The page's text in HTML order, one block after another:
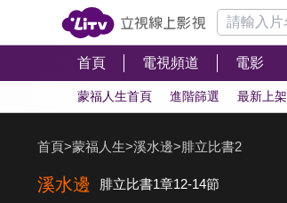
首頁 電視頻道 電影
蒙福人生首頁 進階篩選 最新上架
首頁>蒙福人生>溪水邊>腓立比書2
溪水邊 腓立比書1章12-14節